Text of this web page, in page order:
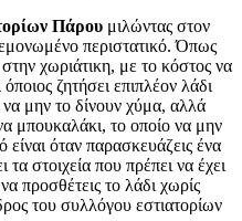
Πάρου μιλώντας στον
περιστατικό. Όπως
στην χωριάτικη, με το κόστος να
ζητήσει επιπλέον λάδι
μην το δίνουν χύμα, αλλά
μπουκαλάκι, το οποίο να μην
όταν παρασκευάζεις ένα
τα στοιχεία που πρέπει να έχει
προσθέτεις το λάδι χωρίς
του συλλόγου εστιατορίων